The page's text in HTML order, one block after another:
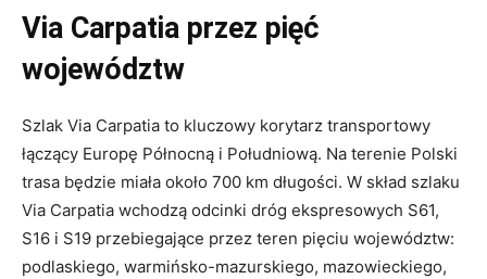
Via Carpatia przez pięć
województw
Szlak Via Carpatia to kluczowy korytarz transportowy
łączący Europę Północną i Południową. Na terenie Polski
trasa będzie miała około 700 km długości. W skład szlaku
Via Carpatia wchodzą odcinki dróg ekspresowych S61,
S16 i S19 przebiegające przez teren pięciu województw:
podlaskiego, warmińsko-mazurskiego, mazowieckiego,